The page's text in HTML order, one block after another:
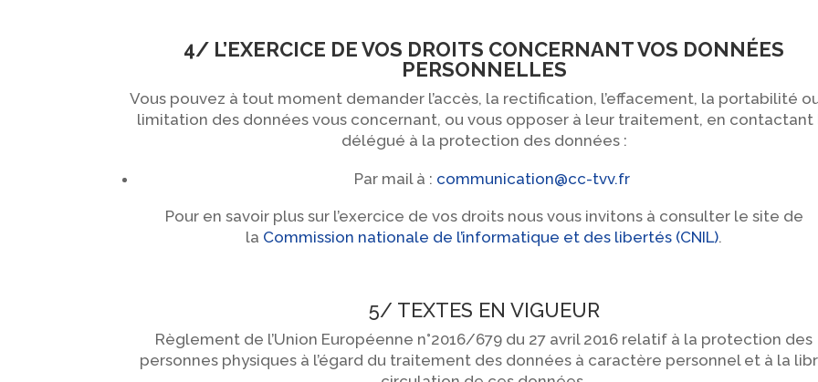
4/ L’EXERCICE DE VOS DROITS CONCERNANT VOS DONNÉES
PERSONNELLES
Vous pouvez à tout moment demander l’accès, la rectification, l’effacement, la portabilité
limitation des données vous concernant, ou vous opposer à leur traitement, en contactant
délégué à la protection des données :
Par mail à : communication@cc-tvv.fr
Pour en savoir plus sur l’exercice de vos droits nous vous invitons à consulter le site de
la Commission nationale de l’informatique et des libertés (CNIL).
5/ TEXTES EN VIGUEUR
Règlement de l’Union Européenne n°2016/679 du 27 avril 2016 relatif à la protection des
personnes physiques à l’égard du traitement des données à caractère personnel et à la